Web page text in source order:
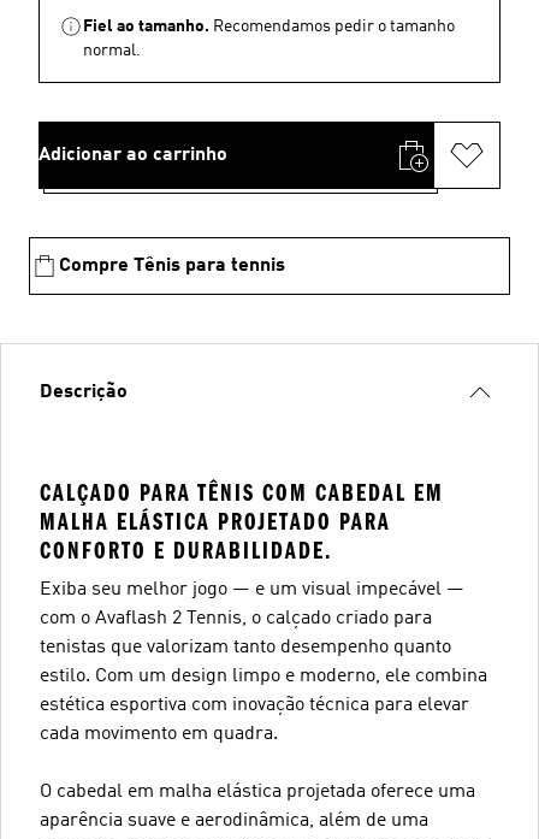
Fiel ao tamanho. Recomendamos pedir o tamanho
normal.
Adicionar ao carrinho
Compre Tênis para tennis
Descrição
CALÇADO PARA TÊNIS COM CABEDAL EM
MALHA ELÁSTICA PROJETADO PARA
CONFORTO E DURABILIDADE.
Exiba seu melhor jogo — e um visual impecável —
com o Avaflash 2 Tennis, o calçado criado para
tenistas que valorizam tanto desempenho quanto
estilo. Com um design limpo e moderno, ele combina
estética esportiva com inovação técnica para elevar
cada movimento em quadra.
O cabedal em malha elástica projetada oferece uma
aparência suave e aerodinâmica, além de uma